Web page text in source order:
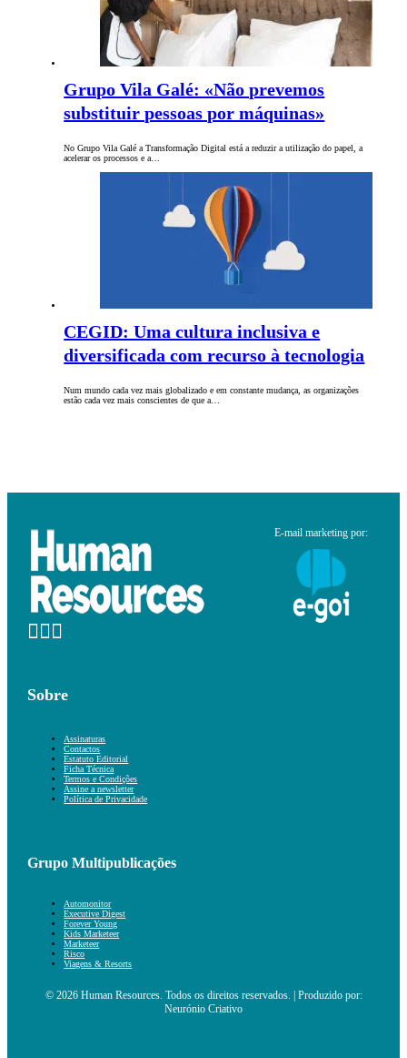
Grupo Vila Galé: «Não prevemos
substituir pessoas por máquinas»
No Grupo Vila Galé a Transformação Digital está a reduzir a utilização do papel, a
acelerar os processos e a…
CEGID: Uma cultura inclusiva e
diversificada com recurso à tecnologia
Num mundo cada vez mais globalizado e em constante mudança, as organizações
estão cada vez mais conscientes de que a…
E-mail marketing por:
Sobre
Assinaturas
Contactos
Estatuto Editorial
Ficha Técnica
Termos e Condições
Assine a newsletter
Política de Privacidade
Grupo Multipublicações
Automonitor
Executive Digest
Forever Young
Kids Marketeer
Marketeer
Risco
Viagens & Resorts
© 2026 Human Resources. Todos os direitos reservados. | Produzido por:
Neurónio Criativo